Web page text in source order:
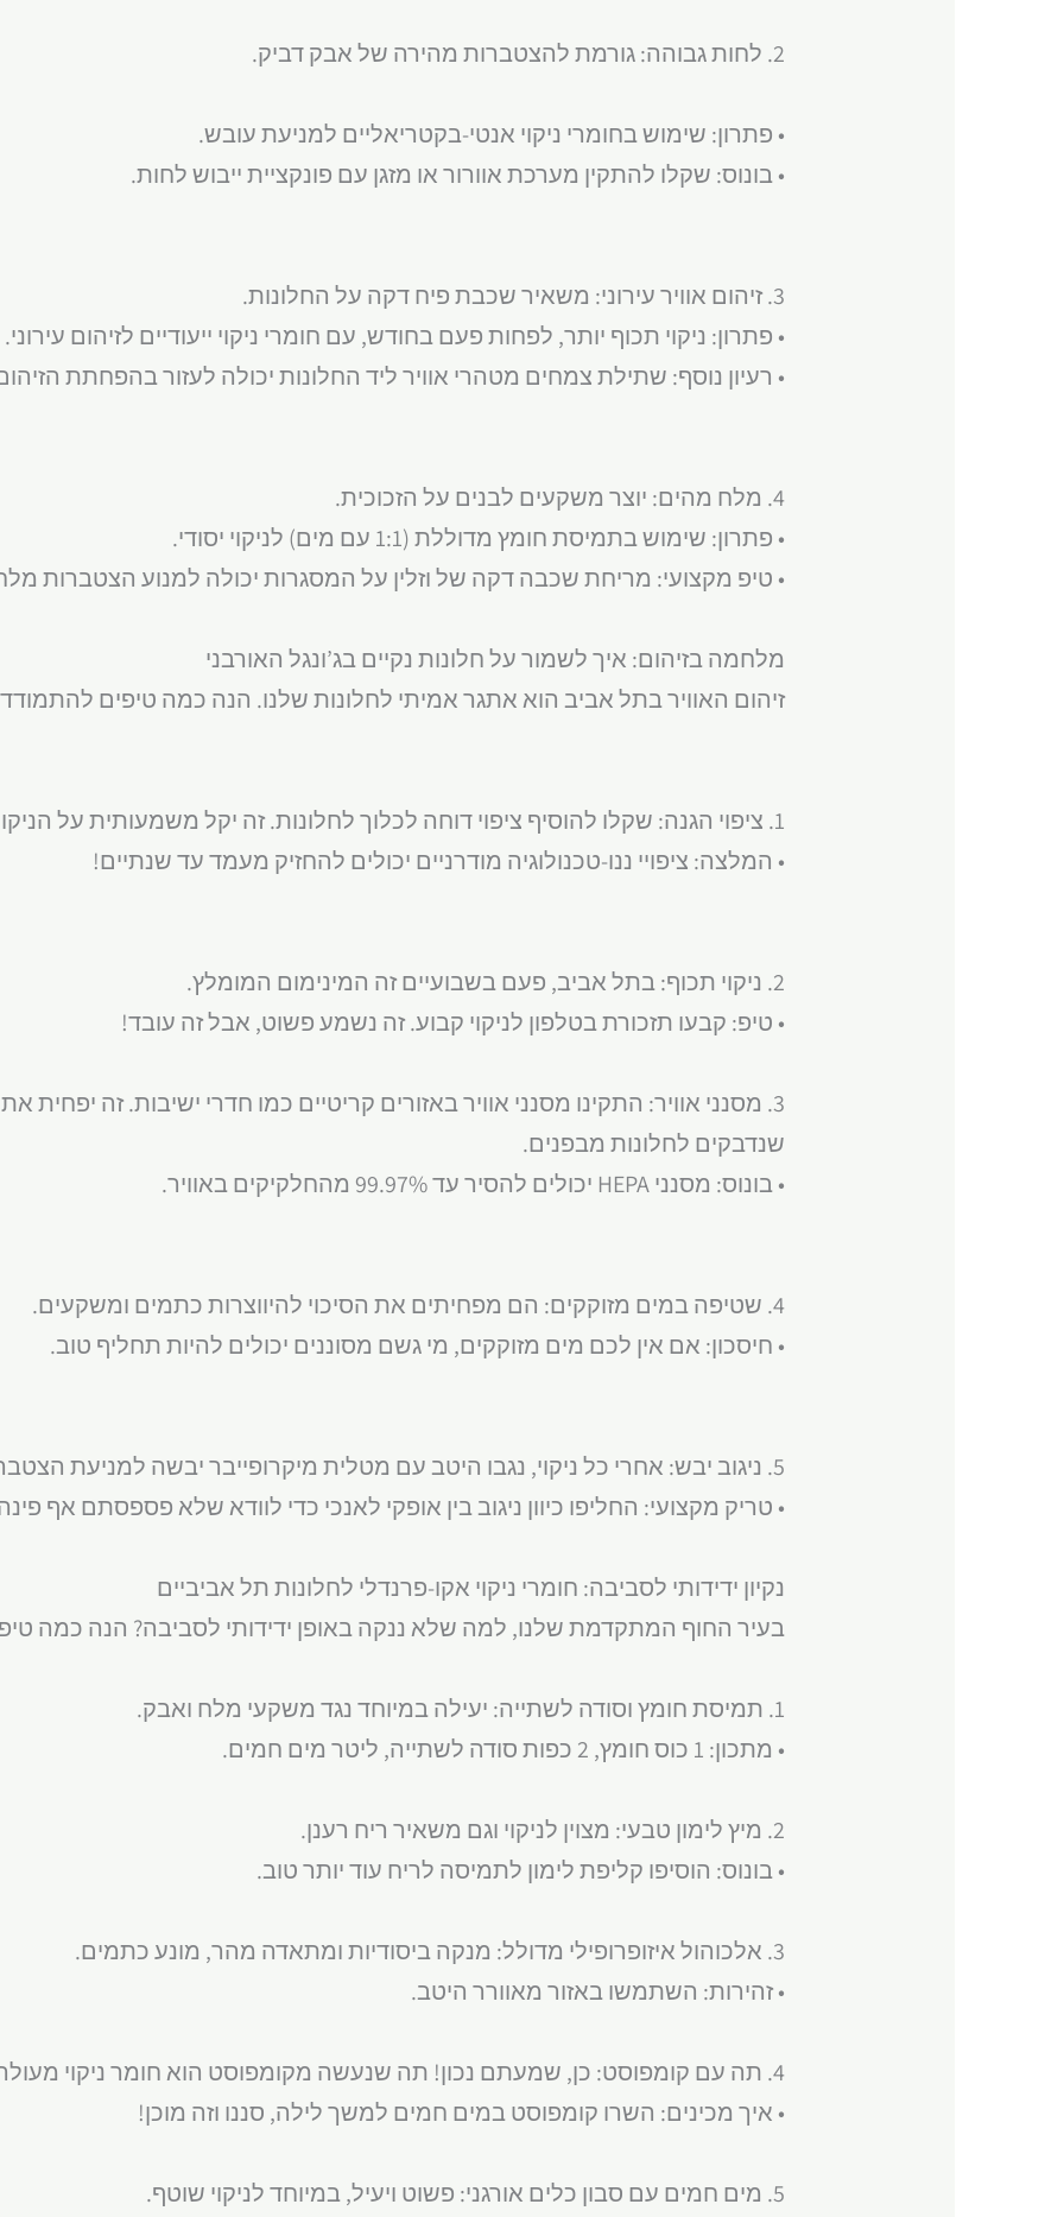
2. לחות גבוהה: גורמת להצטברות מהירה של אבק דביק.
• פתרון: שימוש בחומרי ניקוי אנטי-בקטריאליים למניעת עובש.
• בונוס: שקלו להתקין מערכת אוורור או מזגן עם פונקציית ייבוש לחות.
3. זיהום אוויר עירוני: משאיר שכבת פיח דקה על החלונות.
• פתרון: ניקוי תכוף יותר, לפחות פעם בחודש, עם חומרי ניקוי ייעודיים לזיהום עירוני.
• רעיון נוסף: שתילת צמחים מטהרי אוויר ליד החלונות יכולה לעזור בהפחתת
4. מלח מהים: יוצר משקעים לבנים על הזכוכית.
• פתרון: שימוש בתמיסת חומץ מדוללת (1:1 עם מים) לניקוי יסודי.
• טיפ מקצועי: מריחת שכבה דקה של וזלין על המסגרות יכולה למנוע הצטברות
מלחמה בזיהום: איך לשמור על חלונות נקיים בג’ונגל האורבני
זיהום האוויר בתל אביב הוא אתגר אמיתי לחלונות שלנו. הנה כמה טיפים
1. ציפוי הגנה: שקלו להוסיף ציפוי דוחה לכלוך לחלונות. זה יקל משמעותית על הניקוי השוטף.
• המלצה: ציפויי ננו-טכנולוגיה מודרניים יכולים להחזיק מעמד עד שנתיים!
2. ניקוי תכוף: בתל אביב, פעם בשבועיים זה המינימום המומלץ.
• טיפ: קבעו תזכורת בטלפון לניקוי קבוע. זה נשמע פשוט, אבל זה עובד!
3. מסנני אוויר: התקינו מסנני אוויר באזורים קריטיים כמו חדרי ישיבות. זה יפחית
שנדבקים לחלונות מבפנים.
• בונוס: מסנני HEPA יכולים להסיר עד 99.97% מהחלקיקים באוויר.
4. שטיפה במים מזוקקים: הם מפחיתים את הסיכוי להיווצרות כתמים ומשקעים.
• חיסכון: אם אין לכם מים מזוקקים, מי גשם מסוננים יכולים להיות תחליף טוב.
5. ניגוב יבש: אחרי כל ניקוי, נגבו היטב עם מטלית מיקרופייבר יבשה למניעת הצטברות לחות.
• טריק מקצועי: החליפו כיוון ניגוב בין אופקי לאנכי כדי לוודא שלא פספסתם אף
נקיון ידידותי לסביבה: חומרי ניקוי אקו-פרנדלי לחלונות תל אביביים
בעיר החוף המתקדמת שלנו, למה שלא ננקה באופן ידידותי לסביבה? הנה כמה
1. תמיסת חומץ וסודה לשתייה: יעילה במיוחד נגד משקעי מלח ואבק.
• מתכון: 1 כוס חומץ, 2 כפות סודה לשתייה, ליטר מים חמים.
2. מיץ לימון טבעי: מצוין לניקוי וגם משאיר ריח רענן.
• בונוס: הוסיפו קליפת לימון לתמיסה לריח עוד יותר טוב.
3. אלכוהול איזופרופילי מדולל: מנקה ביסודיות ומתאדה מהר, מונע כתמים.
• זהירות: השתמשו באזור מאוורר היטב.
4. תה עם קומפוסט: כן, שמעתם נכון! תה שנעשה מקומפוסט הוא חומר ניקוי מעולה וטבעי לחלטין.
• איך מכינים: השרו קומפוסט במים חמים למשך לילה, סננו וזה מוכן!
5. מים חמים עם סבון כלים אורגני: פשוט ויעיל, במיוחד לניקוי שוטף.